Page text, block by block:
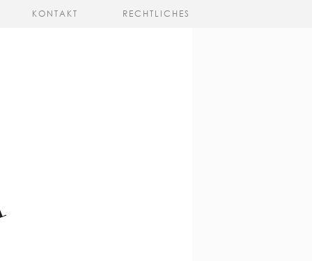
KONTAKT RECHTLICHES